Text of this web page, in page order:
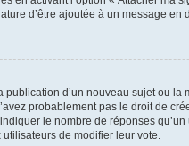
d’être ajoutée à un message en
d’un nouveau sujet ou
probablement pas le droit de
le nombre de réponses
de modifier leur vote.